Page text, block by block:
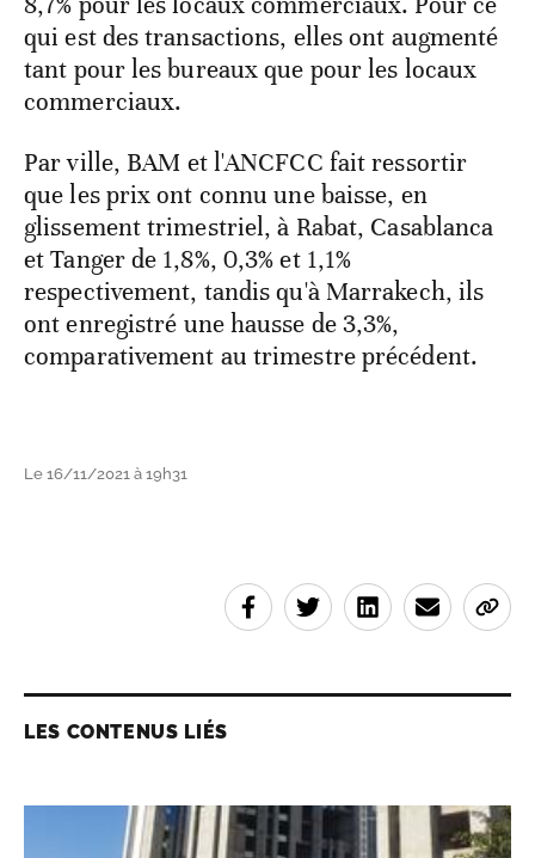
qui est des transactions, elles ont augmenté
tant pour les bureaux que pour les locaux
commerciaux.
Par ville, BAM et l'ANCFCC fait ressortir
que les prix ont connu une baisse, en
glissement trimestriel, à Rabat, Casablanca
et Tanger de 1,8%, 0,3% et 1,1%
respectivement, tandis qu'à Marrakech, ils
ont enregistré une hausse de 3,3%,
comparativement au trimestre précédent.
Le 16/11/2021 à 19h31
LES CONTENUS LIÉS